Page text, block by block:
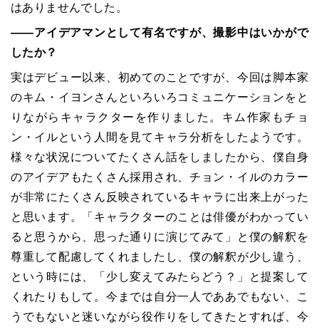
はありませんでした。
――アイデアマンとして有名ですが、撮影中はいかがで
したか？
実はデビュー以来、初めてのことですが、今回は脚本家
のキム・イヨンさんといろいろコミュニケーションをと
りながらキャラクターを作りました。キム作家もチョ
ン・イルという人間を見てキャラ分析をしたようです。
様々な状況についてたくさん話をしましたから、僕自身
のアイデアもたくさん採用され、チョン・イルのカラー
が非常にたくさん反映されているキャラに出来上がった
と思います。「キャラクターのことは俳優がわかってい
ると思うから、思った通りに演じてみて」と僕の解釈を
尊重して配慮してくれましたし、僕の解釈が少し違う、
という時には、「少し変えてみたらどう？」と提案して
くれたりもして。今までは自分一人でああでもない、こ
うでもないと迷いながら役作りをしてきたとすれば、今